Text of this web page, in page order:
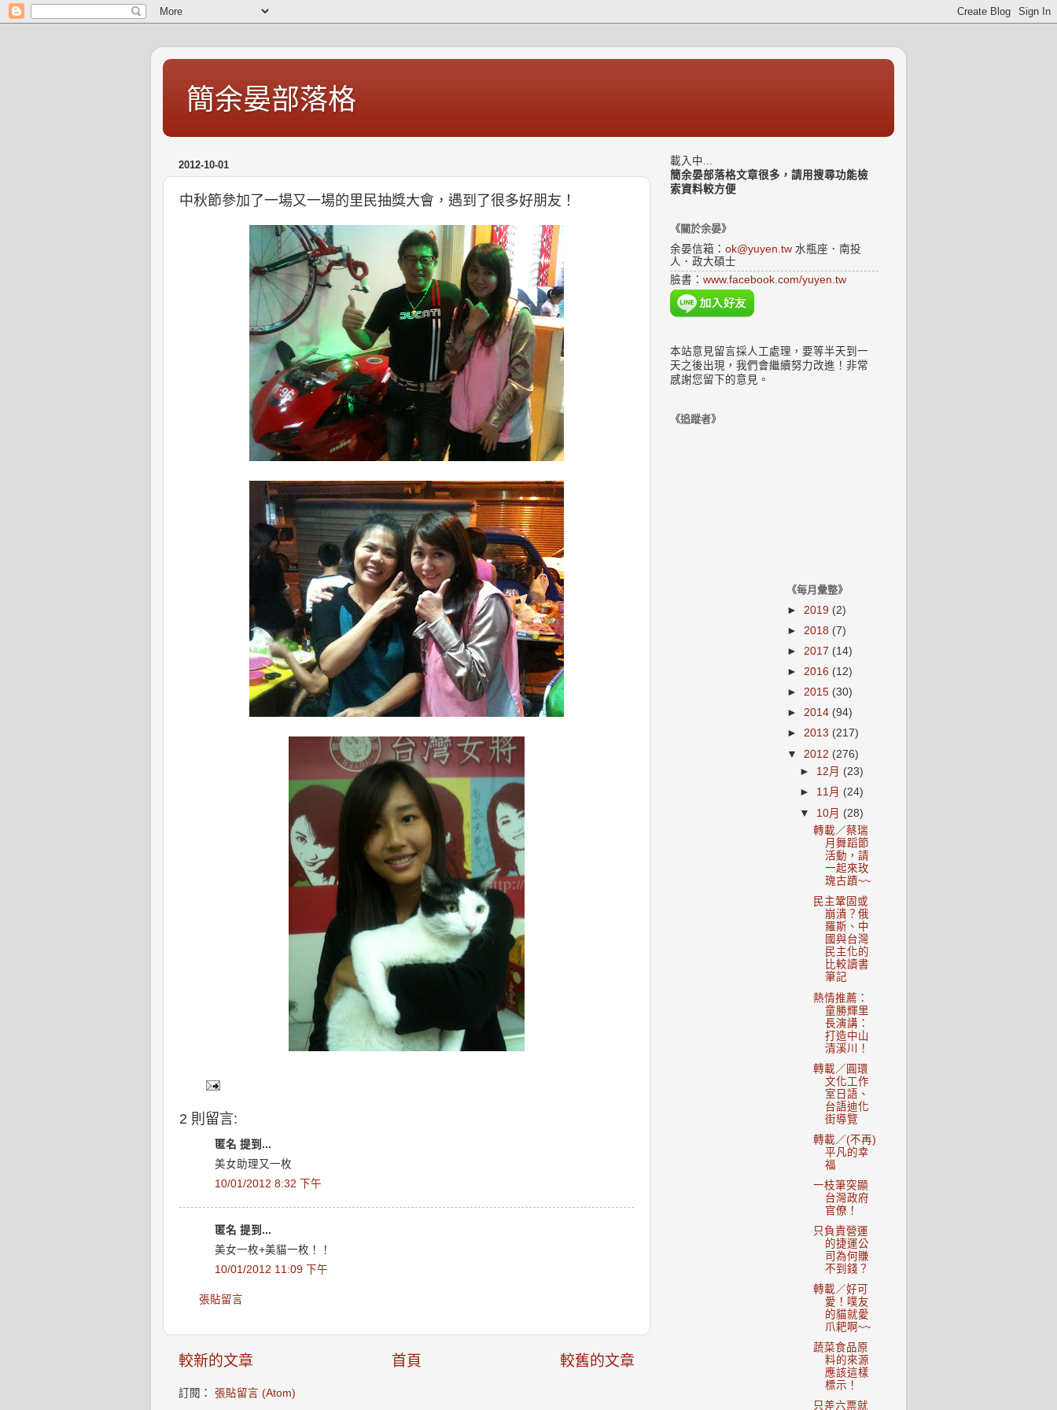
簡余晏部落格
2012-10-01
中秋節參加了一場又一場的里民抽獎大會，遇到了很多好朋友！
2 則留言:
匿名 提到...
美女助理又一枚
10/01/2012 8:32 下午
匿名 提到...
美女一枚+美貓一枚！！
10/01/2012 11:09 下午
張貼留言
較新的文章 較舊的文章
首頁
訂閱： 張貼留言 (Atom)
載入中...
簡余晏部落格文章很多，請用搜尋功能檢
索資料較方便
《關於余晏》
余晏信箱： ok@yuyen.tw 水瓶座．南投
人．政大碩士
臉書： www.facebook.com/yuyen.tw
本站意見留言採人工處理，要等半天到一
天之後出現，我們會繼續努力改進！非常
感謝您留下的意見。
《追蹤者》
《每月彙整》
► 2019 (2)
► 2018 (7)
► 2017 (14)
► 2016 (12)
► 2015 (30)
► 2014 (94)
► 2013 (217)
▼ 2012 (276)
► 12月 (23)
► 11月 (24)
▼ 10月 (28)
轉載／蔡瑞
月舞蹈節
活動，請
一起來玫
瑰古蹟~~
民主鞏固或
崩潰？俄
羅斯、中
國與台灣
民主化的
比較讀書
筆記
熱情推薦：
童勝輝里
長演講：
打造中山
清溪川！
轉載／圓環
文化工作
室日語、
台語迪化
街導覽
轉載／(不再)
平凡的幸
福
一枝筆突顯
台灣政府
官僚！
只負責營運
的捷運公
司為何賺
不到錢？
轉載／好可
愛！噗友
的貓就愛
爪耙啊~~
蔬菜食品原
料的來源
應該這樣
標示！
只差六票就